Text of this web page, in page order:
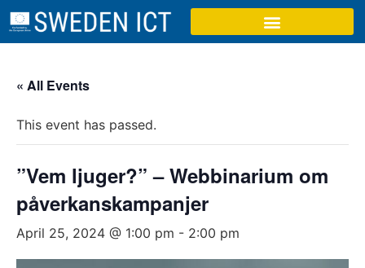
« All Events
This event has passed.
”Vem ljuger?” – Webbinarium om
påverkanskampanjer
April 25, 2024 @ 1:00 pm - 2:00 pm